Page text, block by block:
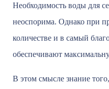
Необходимость воды для
неоспорима. Однако при
количестве и в самый
обеспечивают
В этом смысле знание